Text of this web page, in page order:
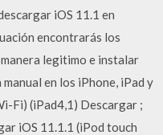
iOS 11.1 en
encontrarás los
legitimo e instalar
en los iPhone, iPad y
Fi) (iPad4,1) Descargar ;
iOS 11.1.1 (iPod touch